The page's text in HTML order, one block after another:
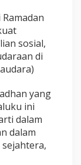
sosial,
di
yang
ini
dalam
dalam